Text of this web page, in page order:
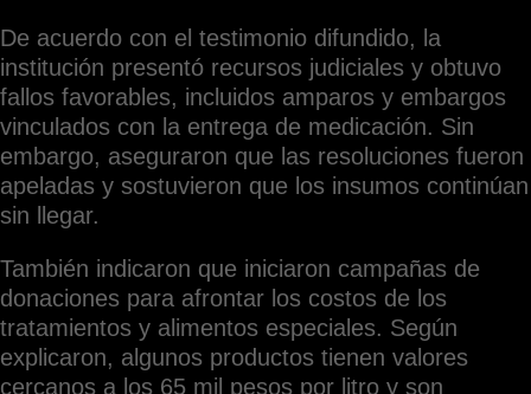
De acuerdo con el testimonio difundido, la
institución presentó recursos judiciales y obtuvo
fallos favorables, incluidos amparos y embargos
vinculados con la entrega de medicación. Sin
embargo, aseguraron que las resoluciones fueron
apeladas y sostuvieron que los insumos continúan
sin llegar.
También indicaron que iniciaron campañas de
donaciones para afrontar los costos de los
tratamientos y alimentos especiales. Según
explicaron, algunos productos tienen valores
cercanos a los 65 mil pesos por litro y son